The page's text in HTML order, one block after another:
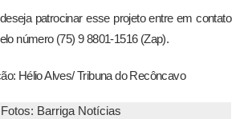
patrocinar esse projeto entre em contato
número (75) 9 8801-1516 (Zap).
Hélio Alves/ Tribuna do Recôncavo
Barriga Notícias